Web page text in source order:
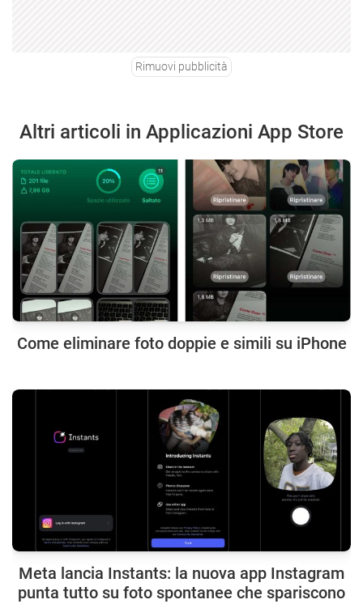
Rimuovi pubblicità
Altri articoli in Applicazioni App Store
Come eliminare foto doppie e simili su iPhone
Meta lancia Instants: la nuova app Instagram
punta tutto su foto spontanee che spariscono